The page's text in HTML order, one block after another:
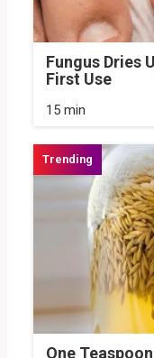
Fungus Dries
First Use
15 min
One